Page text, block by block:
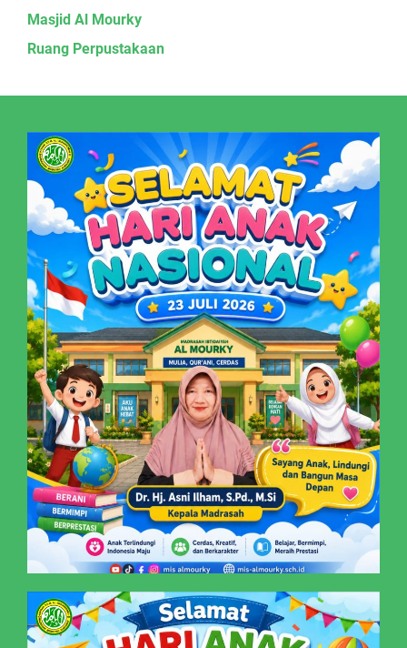
Masjid Al Mourky
Ruang Perpustakaan